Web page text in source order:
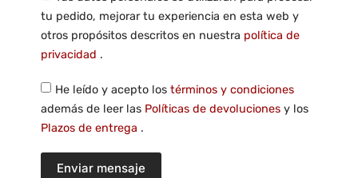
tu pedido, mejorar tu experiencia en esta web y
otros propósitos descritos en nuestra política de
privacidad .
He leído y acepto los términos y condiciones
además de leer las Políticas de devoluciones y los
Plazos de entrega .
Enviar mensaje